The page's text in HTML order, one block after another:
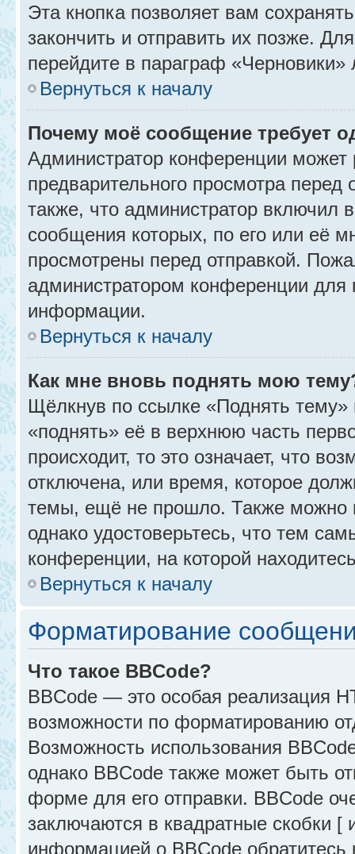
Эта кнопка позволяет вам
закончить и отправить их позже.
перейдите в параграф «Черновики»
Вернуться к началу
Почему моё сообщение требует
Администратор конференции
предварительного просмотра
также, что администратор включил
сообщения которых, по его или её
просмотрены перед отправкой.
администратором конференции для
информации.
Вернуться к началу
Как мне вновь поднять мою
Щёлкнув по ссылке «Поднять
«поднять» её в верхнюю часть
происходит, то это означает, что
отключена, или время, которое
темы, ещё не прошло. Также можно
однако удостоверьтесь, что тем
конференции, на которой
Вернуться к началу
Форматирование
Что такое BBCode?
BBCode — это особая реализация
возможности по форматированию
Возможность использования
однако BBCode также может быть
форме для его отправки. BBCode
заключаются в квадратные скобки
информацией о BBCode обратитесь